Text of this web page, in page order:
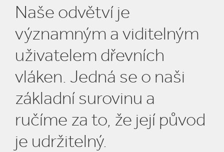
Naše odvětví je
významným a viditelným
uživatelem dřevních
vláken. Jedná se o naši
základní surovinu a
ručíme za to, že její původ
je udržitelný.